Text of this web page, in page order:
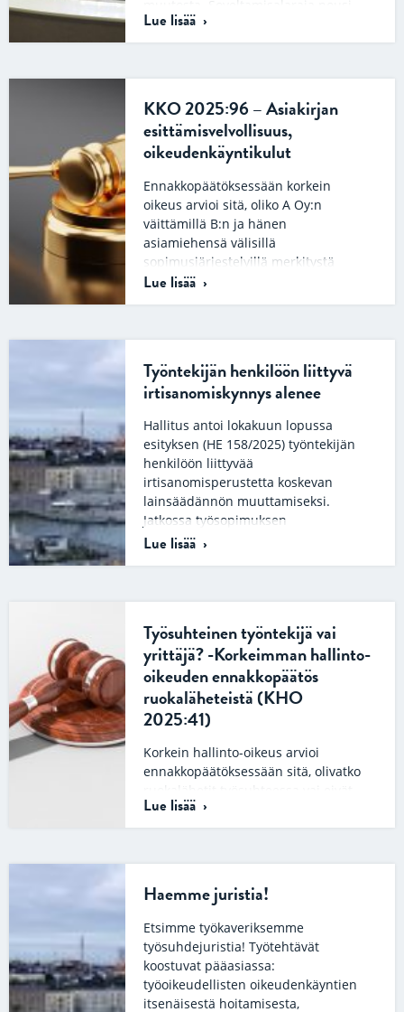
siten, että lakia sovelletaan suurelta
osin vain vähintään 50…
Lue lisää
KKO 2025:96 – Asiakirjan
esittämisvelvollisuus,
oikeudenkäyntikulut
Ennakkopäätöksessään korkein
oikeus arvioi sitä, oliko A Oy:n
väittämillä B:n ja hänen
asiamiehensä välisillä
sopimusjärjestelyillä merkitystä
oikeudenkäymiskaaren 21 luvun
Lue lisää
Työntekijän henkilöön liittyvä
irtisanomiskynnys alenee
Hallitus antoi lokakuun lopussa
esityksen (HE 158/2025) työntekijän
henkilöön liittyvää
irtisanomisperustetta koskevan
lainsäädännön muuttamiseksi.
Jatkossa työsopimuksen
irtisanomiseen riittäisi asiallinen
Lue lisää
Työsuhteinen työntekijä vai
yrittäjä? -Korkeimman hallinto-
oikeuden ennakkopäätös
ruokaläheteistä (KHO
2025:41)
Korkein hallinto-oikeus arvioi
ennakkopäätöksessään sitä, olivatko
Lisäksi korkein hallinto-oikeus arvioi,
sovellettiinko lähetteihin työaikalakia
Lue lisää
Haemme juristia!
Etsimme työkaveriksemme
työsuhdejuristia! Työtehtävät
koostuvat pääasiassa:
työoikeudellisten oikeudenkäyntien
itsenäisestä hoitamisesta,